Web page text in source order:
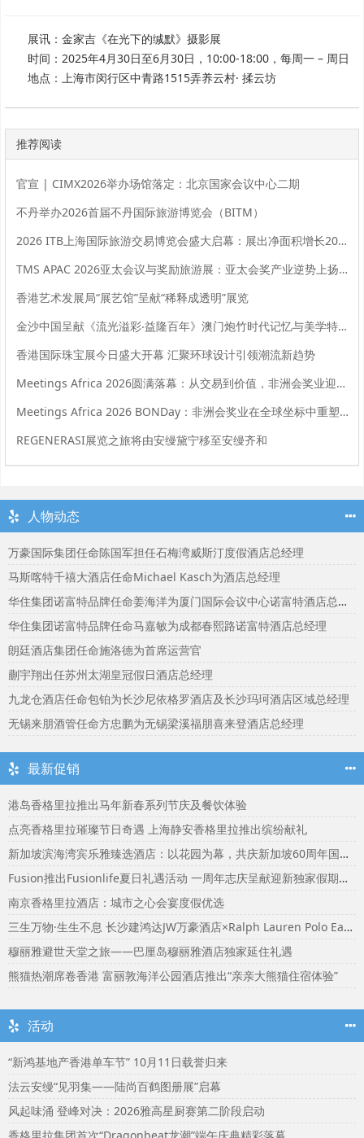
展讯： 金家吉《在光下的缄默》摄影展
时间：2025年4月30日至6月30日，10:00-18:00，每周一 – 周日
地点：上海市闵行区中青路1515弄养云村· 揉云坊
推荐阅读
官宣 | CIMX2026举办场馆落定：北京国家会议中心二期
不丹举办2026首届不丹国际旅游博览会（BITM）
2026 ITB上海国际旅游交易博览会盛大启幕：展出净面积增长20%，全球旅业共拓中国市场新机遇
TMS APAC 2026亚太会议与奖励旅游展：亚太会奖产业逆势上扬，实现强劲增长
香港艺术发展局“展艺馆”呈献“稀释成透明”展览
金沙中国呈献《流光溢彩‧益隆百年》澳门炮竹时代记忆与美学特展
香港国际珠宝展今日盛大开幕 汇聚环球设计引领潮流新趋势
Meetings Africa 2026圆满落幕：从交易到价值，非洲会奖业迎来新起点
Meetings Africa 2026 BONDay：非洲会奖业在全球坐标中重塑角色
REGENERASI展览之旅将由安缦黛宁移至安缦齐和
人物动态
万豪国际集团任命陈国军担任石梅湾威斯汀度假酒店总经理
马斯喀特千禧大酒店任命Michael Kasch为酒店总经理
华住集团诺富特品牌任命姜海洋为厦门国际会议中心诺富特酒店总经理
华住集团诺富特品牌任命马嘉敏为成都春熙路诺富特酒店总经理
朗廷酒店集团任命施洛德为首席运营官
蒯宇翔出任苏州太湖皇冠假日酒店总经理
九龙仓酒店任命包铂为长沙尼依格罗酒店及长沙玛珂酒店区域总经理
无锡来朋酒管任命方忠鹏为无锡梁溪福朋喜来登酒店总经理
最新促销
港岛香格里拉推出马年新春系列节庆及餐饮体验
点亮香格里拉璀璨节日奇遇 上海静安香格里拉推出缤纷献礼
新加坡滨海湾宾乐雅臻选酒店：以花园为幕，共庆新加坡60周年国庆盛宴
Fusion推出Fusionlife夏日礼遇活动 一周年志庆呈献迎新独家假期奖赏
南京香格里拉酒店：城市之心会宴度假优选
三生万物·生生不息 长沙建鸿达JW万豪酒店×Ralph Lauren Polo Earth开启可持续生活旅行美学
穆丽雅避世天堂之旅——巴厘岛穆丽雅酒店独家延住礼遇
熊猫热潮席卷香港 富丽敦海洋公园酒店推出“亲亲大熊猫住宿体验”
活动
“新鸿基地产香港单车节” 10月11日载誉归来
法云安缦“见羽集——陆尚百鹤图册展”启幕
风起味涌 登峰对决：2026雅高星厨赛第二阶段启动